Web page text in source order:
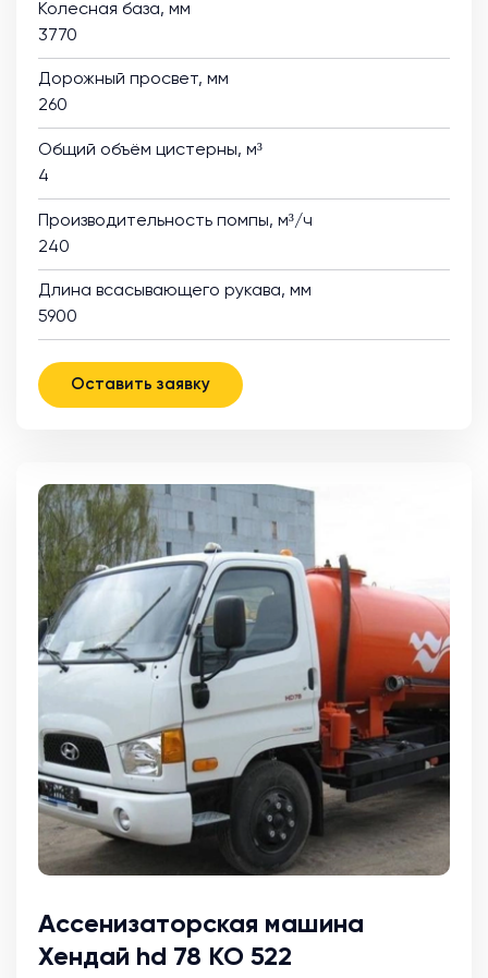
Колесная база, мм
3770
Дорожный просвет, мм
260
Общий объём цистерны, м³
4
Производительность помпы, м³/ч
240
Длина всасывающего рукава, мм
5900
Оставить заявку
Ассенизаторская машина
Хендай hd 78 КО 522